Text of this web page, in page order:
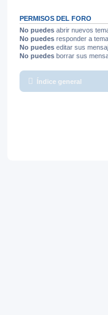
PERMISOS DEL FORO
No puedes abrir nuevos
No puedes responder a
No puedes editar sus
No puedes borrar sus
Índice general